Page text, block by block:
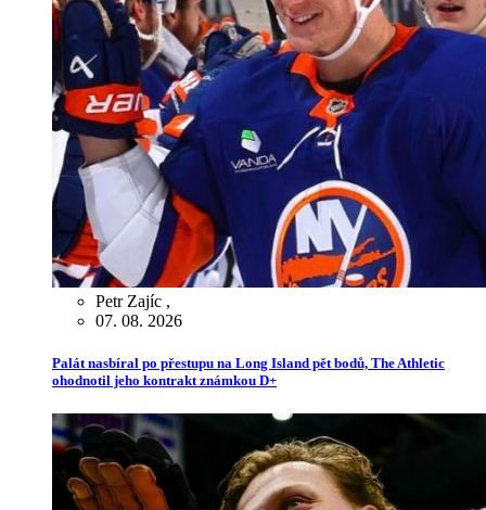
Petr Zajíc ,
07. 08. 2026
Palát nasbíral po přestupu na Long Island pět bodů, The Athletic
ohodnotil jeho kontrakt známkou D+